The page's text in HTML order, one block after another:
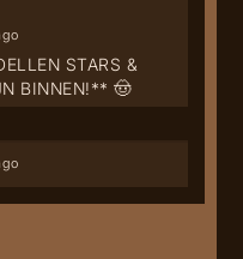
STARS &
BINNEN!** 🤠